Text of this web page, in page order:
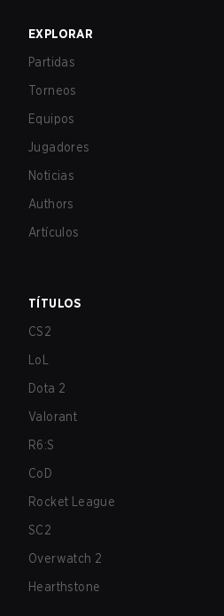
EXPLORAR
Partidas
Torneos
Equipos
Jugadores
Noticias
Authors
Artículos
TÍTULOS
CS2
LoL
Dota 2
Valorant
R6:S
CoD
Rocket League
SC2
Overwatch 2
Hearthstone